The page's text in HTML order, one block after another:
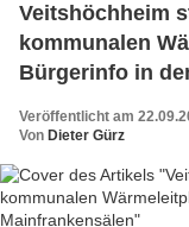
Veitshöchheim
kommunalen
Bürgerinfo in
Veröffentlicht am
Von Dieter Gürz